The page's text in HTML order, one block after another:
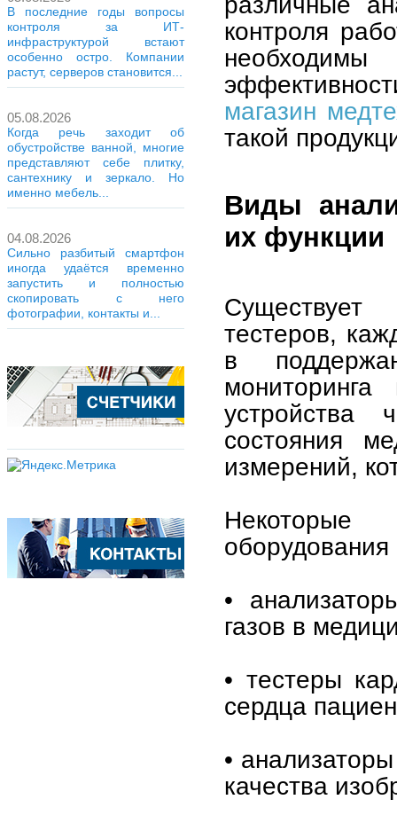
В последние годы вопросы
контроля за ИТ-
инфраструктурой встают
особенно остро. Компании
растут, серверов становится...
05.08.2026
Когда речь заходит об
обустройстве ванной, многие
представляют себе плитку,
сантехнику и зеркало. Но
именно мебель...
04.08.2026
Сильно разбитый смартфон
иногда удаётся временно
запустить и полностью
скопировать с него
фотографии, контакты и...
контроля
магазин
такой
Виды
их функции
тестеров,
в
устройства
состояния
измерений,
Некоторые
•
газов в
• тестеры
сердца
•
качества